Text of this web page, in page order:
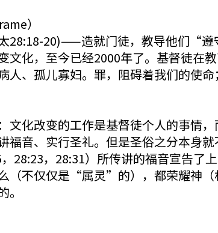
）
28:18-20)——造就门徒，教导他们“
文化，至今已经2000年了。基督徒在
人、孤儿寡妇。罪，阻碍着我们的使
文化改变的工作是基督徒个人的事
音、实行圣礼。但是圣俗之分本身
28:23，28:31）所传讲的福音宣告了
（不仅仅是“属灵”的），都荣耀神